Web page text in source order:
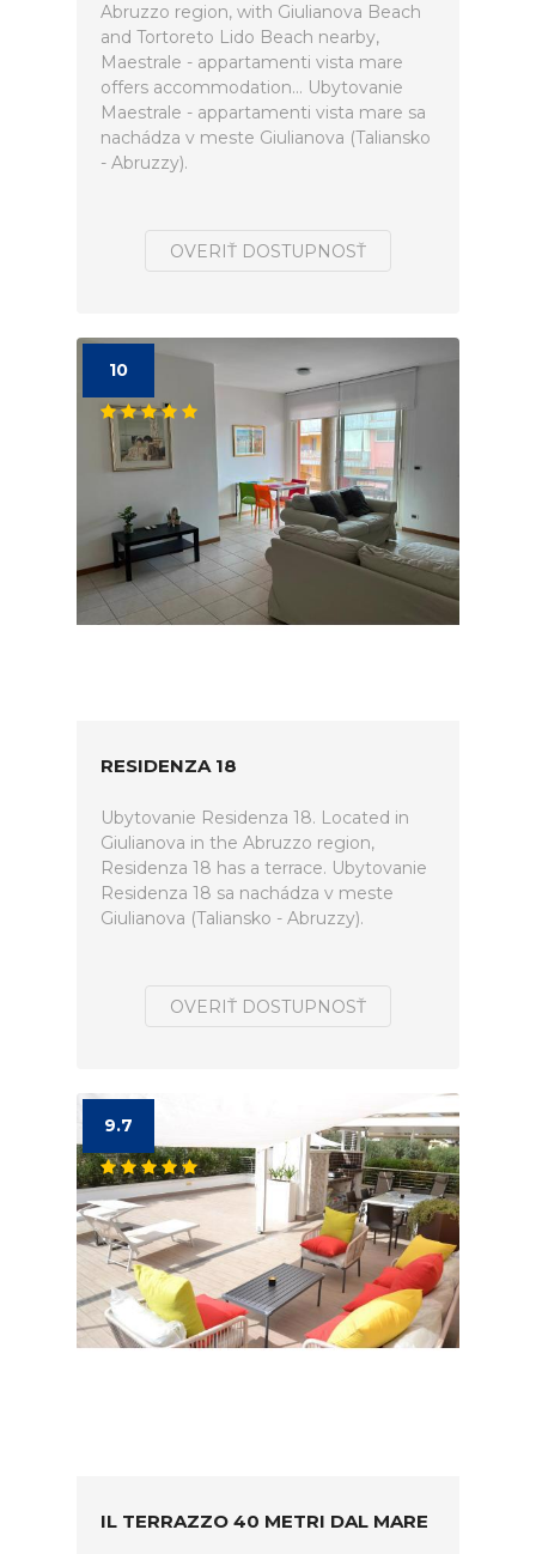
Abruzzo region, with Giulianova Beach
and Tortoreto Lido Beach nearby,
Maestrale - appartamenti vista mare
offers accommodation... Ubytovanie
Maestrale - appartamenti vista mare sa
nachádza v meste Giulianova (Taliansko
- Abruzzy).
OVERIŤ DOSTUPNOSŤ
10
RESIDENZA 18
Ubytovanie Residenza 18. Located in
Giulianova in the Abruzzo region,
Residenza 18 has a terrace. Ubytovanie
Residenza 18 sa nachádza v meste
Giulianova (Taliansko - Abruzzy).
OVERIŤ DOSTUPNOSŤ
9.7
IL TERRAZZO 40 METRI DAL MARE